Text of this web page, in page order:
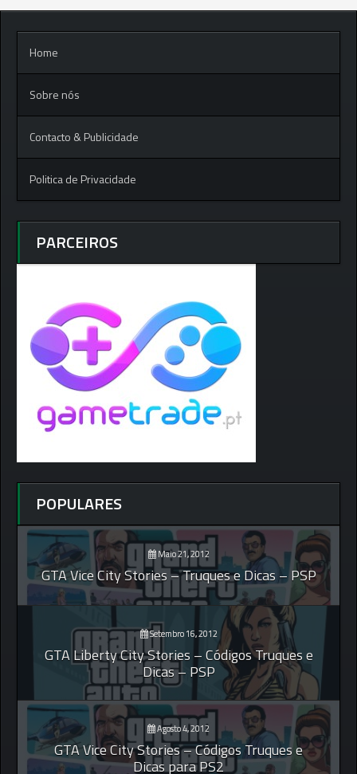
Home
Sobre nós
Contacto & Publicidade
Politica de Privacidade
PARCEIROS
POPULARES
Maio 21, 2012
GTA Vice City Stories – Truques e Dicas – PSP
Setembro 16, 2012
GTA Liberty City Stories – Códigos Truques e
Dicas – PSP
Agosto 4, 2012
GTA Vice City Stories – Códigos Truques e
Dicas para PS2